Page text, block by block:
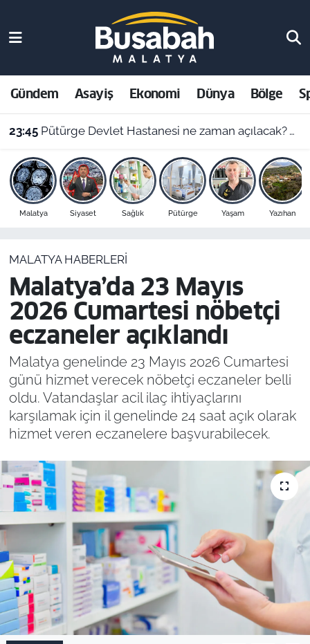
Gündem Asayiş Ekonomi Dünya Bölge
23:45 Pütürge Devlet Hastanesi ne zaman açılacak? Vali Yavuz açıkladı
Malatya Siyaset Sağlık Pütürge Yaşam Yazıhan
MALATYA HABERLERI
Malatya’da 23 Mayıs
2026 Cumartesi nöbetçi
eczaneler açıklandı
Malatya genelinde 23 Mayıs 2026 Cumartesi
günü hizmet verecek nöbetçi eczaneler belli
oldu. Vatandaşlar acil ilaç ihtiyaçlarını
karşılamak için il genelinde 24 saat açık olarak
hizmet veren eczanelere başvurabilecek.
Asayiş
Ekonomi
Dünya
Bölge
Resmi İlanlar
Malatya Nöbetçi Eczaneler
Malatya Hava Durumu
Malatya Namaz Vakitleri
Malatya Trafik Yoğunluk Haritası
Süper Lig Puan Durumu ve Fikstür
Son Dakika Haberleri
Haber Arşivi